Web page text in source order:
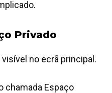
Privado
no ecrã principal.
chamada Espaço